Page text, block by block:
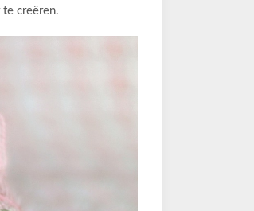
creëren.